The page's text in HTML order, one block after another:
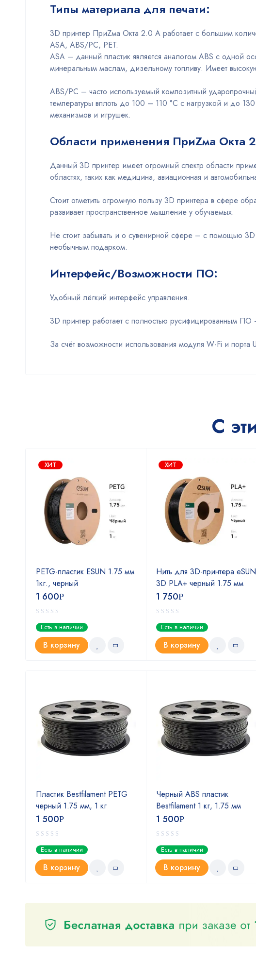
Типы материала для печати:
3D принтер ПриZма Окта 2.0 A работает с большим
ASA, ABS/PC, PET.
ASA – данный пластик является аналогом ABS с одной
минеральным маслам, дизельному топливу. Имеет
ABS/PC – часто используемый композитный
температуры вплоть до 100 – 110 °С с нагрузкой и до
механизмов и игрушек.
Области применения ПриZма Окта
Данный 3D принтер имеет огромный спектр области
областях, таких как медицина, авиационная и
Стоит отметить огромную пользу 3D принтера в сфере
развивает пространственное мышление у обучаемых.
Не стоит забывать и о сувенирной сфере – с помощью
необычным подарком.
Интерфейс/Возможности ПО:
Удобный лёгкий интерфейс управления.
3D принтер работает с полностью русифицированным
За счёт возможности использования модуля W-Fi и
С
ХИТ
PETG-пластик ESUN 1.75 мм
1кг., черный
1 600Р
Есть в наличии
В корзину
ХИТ
Нить для 3D-принтера eSUN
3D PLA+ черный 1.75 мм
1 750Р
Есть в наличии
В корзину
Пластик Bestfilament PETG
черный 1.75 мм, 1 кг
1 500Р
Есть в наличии
В корзину
Черный ABS пластик
Bestfilament 1 кг, 1.75 мм
1 500Р
Есть в наличии
В корзину